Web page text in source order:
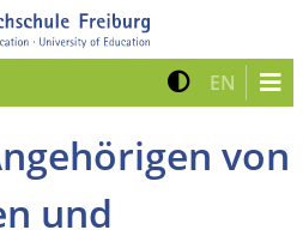
Kontrast
EN Zur
von
und